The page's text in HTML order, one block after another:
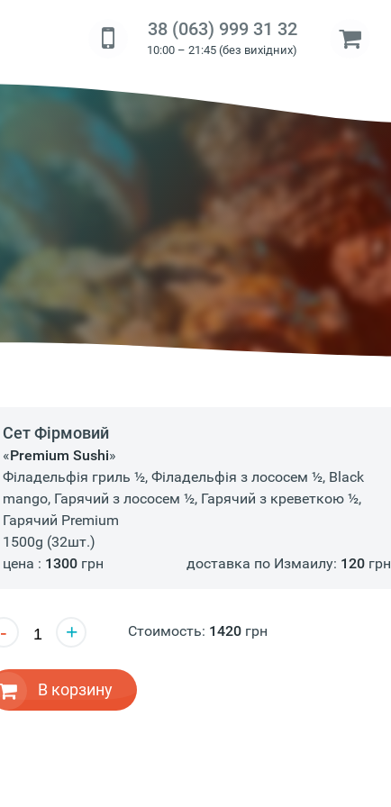
38 (063) 999 31 32
10:00 – 21:45 (без вихідних)
Сет Фірмовий
«Premium Sushi»
Філадельфія гриль ½, Філадельфія з лососем ½, Black
mango, Гарячий з лососем ½, Гарячий з креветкою ½,
Гарячий Premium
1500g (32шт.)
цена : 1300грн доставка по Измаилу: 120грн
- + Стоимость: 1420грн
В корзину